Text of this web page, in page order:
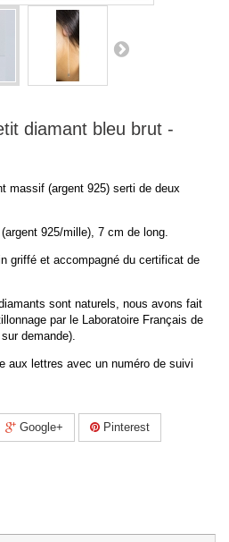
diamant bleu brut -
massif (argent 925) serti de deux
925/mille), 7 cm de long.
griffé et accompagné du certificat de
sont naturels, nous avons fait
par le Laboratoire Français de
demande).
aux lettres avec un numéro de suivi
Google+ Pinterest